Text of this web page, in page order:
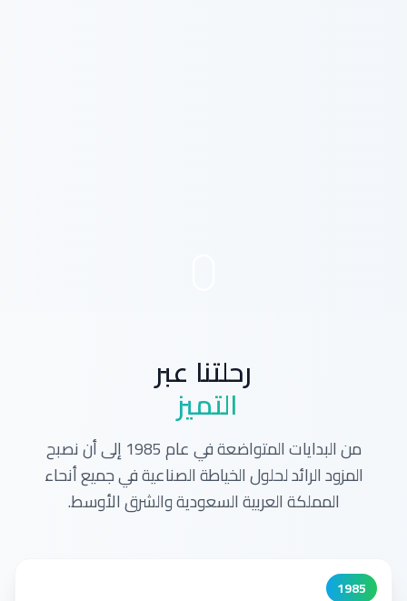
رحلتنا عبر
التميز
من البدايات المتواضعة في عام 1985 إلى أن نصبح
المزود الرائد لحلول الخياطة الصناعية في جميع أنحاء
المملكة العربية السعودية والشرق الأوسط.
1985